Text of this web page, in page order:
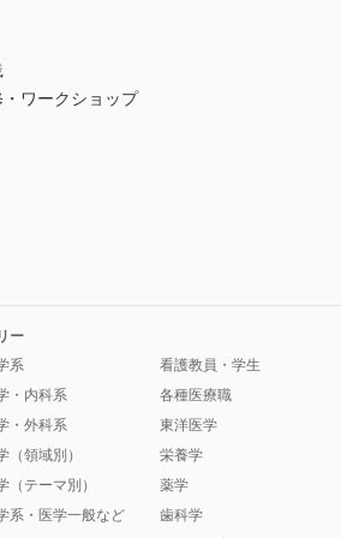
・ワークショップ
ー
系
・内科系
・外科系
（領域別）
（テーマ別）
系・医学一般など
看護教員・学生
各種医療職
東洋医学
栄養学
薬学
歯科学